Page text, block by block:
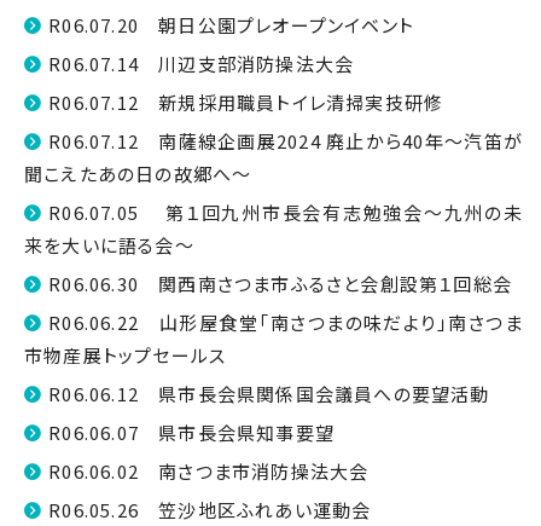
R06.07.20 朝日公園プレオープンイベント
R06.07.14 川辺支部消防操法大会
R06.07.12 新規採用職員トイレ清掃実技研修
R06.07.12 南薩線企画展2024 廃止から40年～汽笛が
聞こえたあの日の故郷へ～
R06.07.05 第１回九州市長会有志勉強会～九州の未
来を大いに語る会～
R06.06.30 関西南さつま市ふるさと会創設第１回総会
R06.06.22 山形屋食堂「南さつまの味だより」南さつま
市物産展トップセールス
R06.06.12 県市長会県関係国会議員への要望活動
R06.06.07 県市長会県知事要望
R06.06.02 南さつま市消防操法大会
R06.05.26 笠沙地区ふれあい運動会